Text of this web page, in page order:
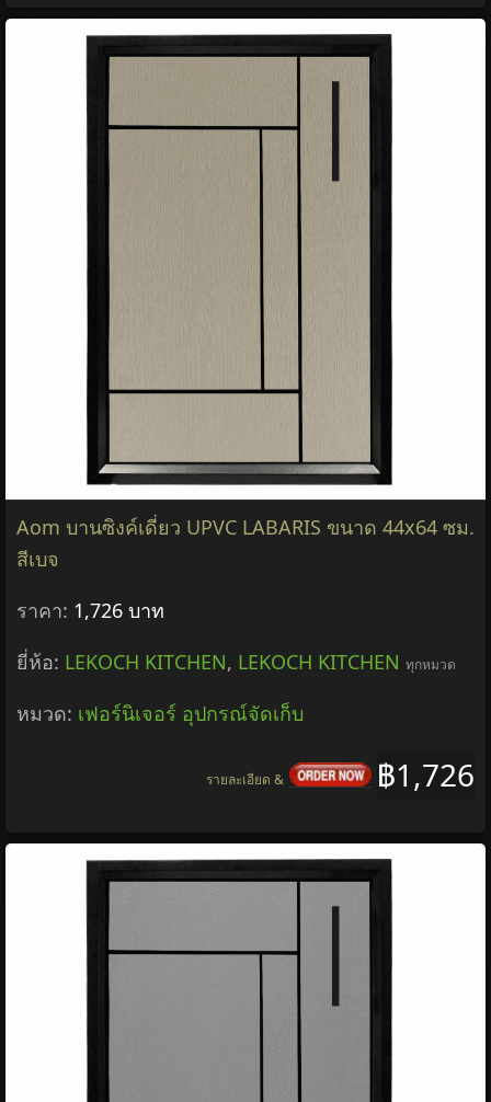
Aom บานซิงค์เดี่ยว UPVC LABARIS ขนาด 44x64 ซม.
สีเบจ
ราคา: 1,726 บาท
ยี่ห้อ: LEKOCH KITCHEN, LEKOCH KITCHEN ทุกหมวด
หมวด: เฟอร์นิเจอร์ อุปกรณ์จัดเก็บ
฿1,726
รายละเอียด &